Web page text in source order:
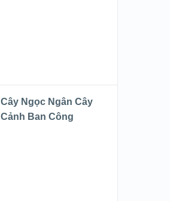
Cây Ngọc Ngân Cây
Cảnh Ban Công